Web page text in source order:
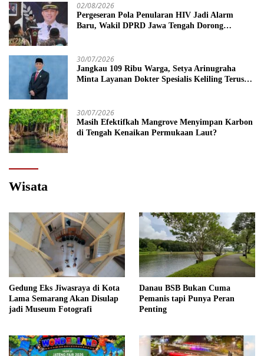
02/08/2026
Pergeseran Pola Penularan HIV Jadi Alarm
Baru, Wakil DPRD Jawa Tengah Dorong
30/07/2026
Jangkau 109 Ribu Warga, Setya Arinugraha
Minta Layanan Dokter Spesialis Keliling Terus
30/07/2026
Masih Efektifkah Mangrove Menyimpan Karbon
di Tengah Kenaikan Permukaan Laut?
Wisata
Gedung Eks Jiwasraya di Kota
Lama Semarang Akan Disulap
jadi Museum Fotografi
Danau BSB Bukan Cuma
Pemanis tapi Punya Peran
Penting